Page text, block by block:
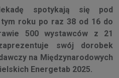
spotykają się pod
tym roku po raz 38 od 16 do
500 wystawców z 21
swój dorobek
na Międzynarodowych
Energetab 2025.